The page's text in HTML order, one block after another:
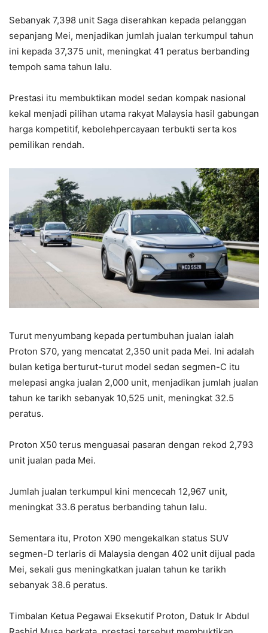
Sebanyak 7,398 unit Saga diserahkan kepada pelanggan
sepanjang Mei, menjadikan jumlah jualan terkumpul tahun
ini kepada 37,375 unit, meningkat 41 peratus berbanding
tempoh sama tahun lalu.
Prestasi itu membuktikan model sedan kompak nasional
kekal menjadi pilihan utama rakyat Malaysia hasil gabungan
harga kompetitif, kebolehpercayaan terbukti serta kos
pemilikan rendah.
Turut menyumbang kepada pertumbuhan jualan ialah
Proton S70, yang mencatat 2,350 unit pada Mei. Ini adalah
bulan ketiga berturut-turut model sedan segmen-C itu
melepasi angka jualan 2,000 unit, menjadikan jumlah jualan
tahun ke tarikh sebanyak 10,525 unit, meningkat 32.5
peratus.
Proton X50 terus menguasai pasaran dengan rekod 2,793
unit jualan pada Mei.
Jumlah jualan terkumpul kini mencecah 12,967 unit,
meningkat 33.6 peratus berbanding tahun lalu.
Sementara itu, Proton X90 mengekalkan status SUV
segmen-D terlaris di Malaysia dengan 402 unit dijual pada
Mei, sekali gus meningkatkan jualan tahun ke tarikh
sebanyak 38.6 peratus.
Timbalan Ketua Pegawai Eksekutif Proton, Datuk Ir Abdul